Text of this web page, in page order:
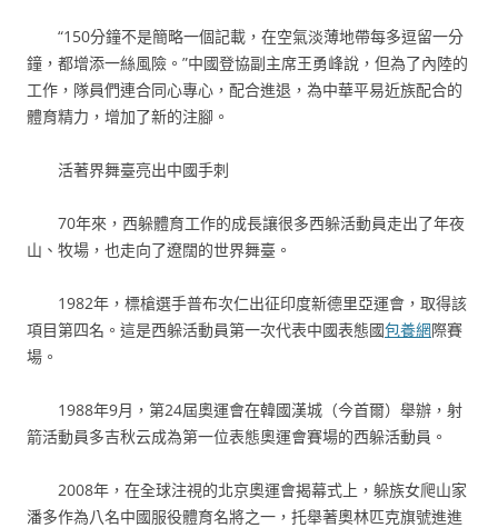
“150分鐘不是簡略一個記載，在空氣淡薄地帶每多逗留一分
鐘，都增添一絲風險。”中國登協副主席王勇峰說，但為了內陸的
工作，隊員們連合同心專心，配合進退，為中華平易近族配合的
體育精力，增加了新的注腳。
活著界舞臺亮出中國手刺
70年來，西躲體育工作的成長讓很多西躲活動員走出了年夜
山、牧場，也走向了遼闊的世界舞臺。
1982年，標槍選手普布次仁出征印度新德里亞運會，取得該
項目第四名。這是西躲活動員第一次代表中國表態國包養網際賽
場。
1988年9月，第24屆奧運會在韓國漢城（今首爾）舉辦，射
箭活動員多吉秋云成為第一位表態奧運會賽場的西躲活動員。
2008年，在全球注視的北京奧運會揭幕式上，躲族女爬山家
潘多作為八名中國服役體育名將之一，托舉著奧林匹克旗號進進